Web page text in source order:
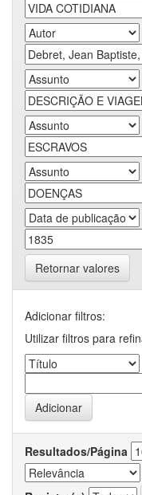
Retornar valores
Adicionar filtros:
Utilizar filtros para
Resultados/Página